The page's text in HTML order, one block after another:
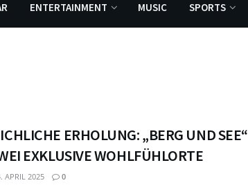
ENTERTAINMENT MUSIC SPORTS
ERHOLUNG: „BERG UND SEE“
EXKLUSIVE WOHLFÜHLORTE
APRIL 2025 0